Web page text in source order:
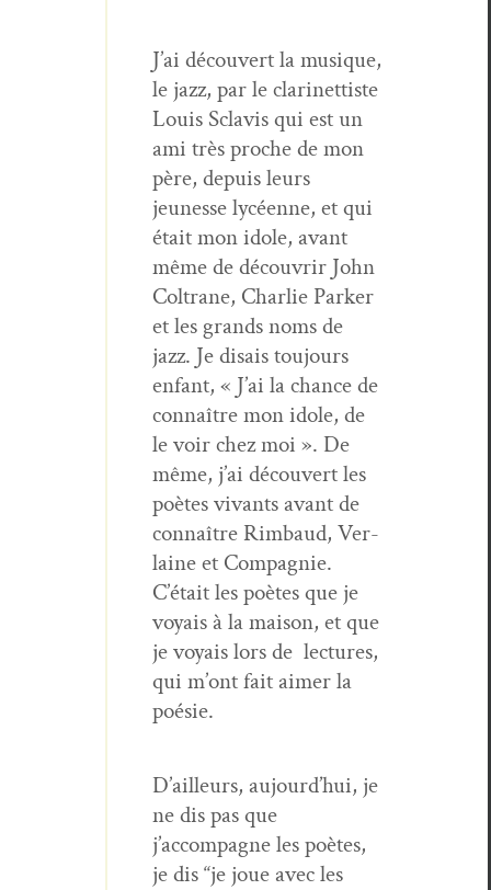
J’ai décou­vert la musique,
le jazz, par le clar­inet­tiste
Louis Sclavis qui est un
ami très proche de mon
père, depuis leurs
jeunesse lycéenne, et qui
était mon idole, avant
même de décou­vrir John
Coltrane, Char­lie Park­er
et les grands noms de
jazz. Je dis­ais tou­jours
enfant, « J’ai la chance de
con­naître mon idole, de
le voir chez moi ». De
même, j’ai décou­vert les
poètes vivants avant de
con­naître Rim­baud, Ver­
laine et Com­pag­nie.
C’était les poètes que je
voy­ais à la mai­son, et que
je voy­ais lors de lec­tures,
qui m’ont fait aimer la
poésie.
D’ailleurs, aujourd’hui, je
ne dis pas que
j’accompagne les poètes,
je dis “je joue avec les